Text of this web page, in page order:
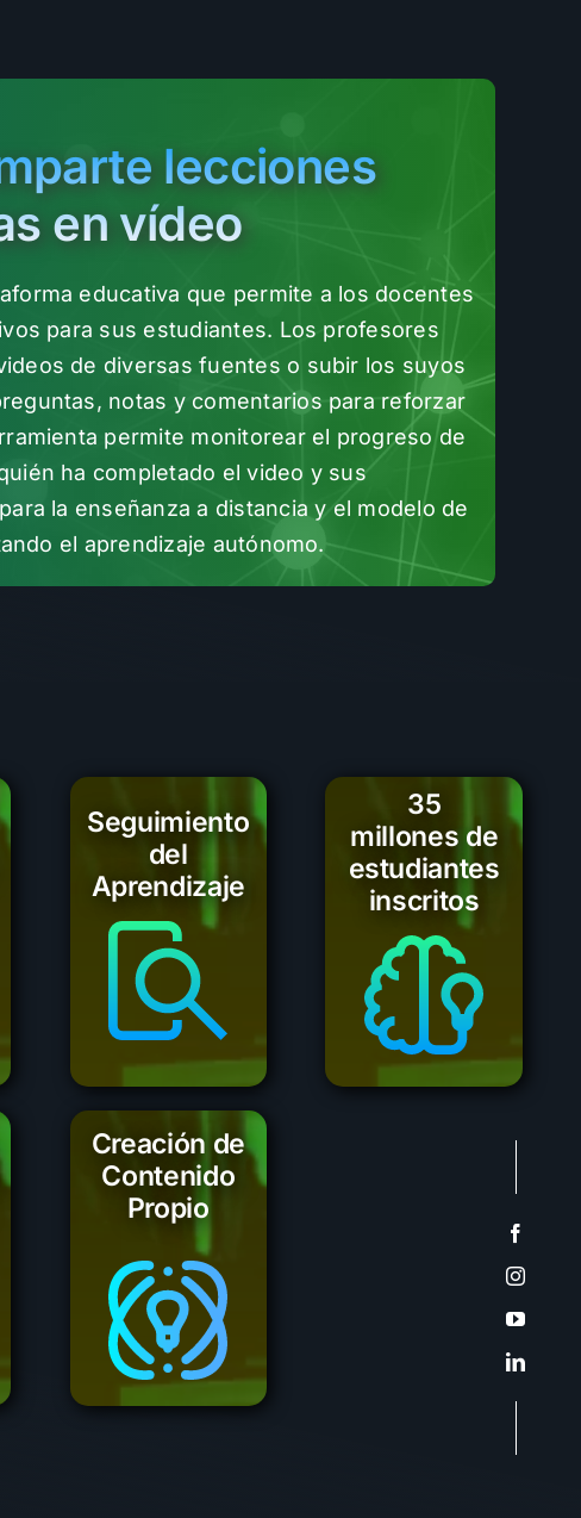
lecciones
en vídeo
educativa que permite a los docentes
para sus estudiantes. Los profesores
de diversas fuentes o subir los suyos
notas y comentarios para reforzar
permite monitorear el progreso de
ha completado el video y sus
la enseñanza a distancia y el modelo de
el aprendizaje autónomo.
Seguimiento
del
Aprendizaje
35
millones de
estudiantes
inscritos
Creación de
Contenido
Propio